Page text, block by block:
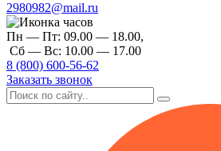
2980982@mail.ru
Пн — Пт: 09.00 — 18.00,
Сб — Вс: 10.00 — 17.00
8 (800) 600-56-62
Заказать звонок